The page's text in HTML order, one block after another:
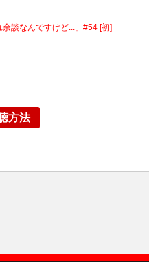
談なんですけど...」#54 [初]
方法